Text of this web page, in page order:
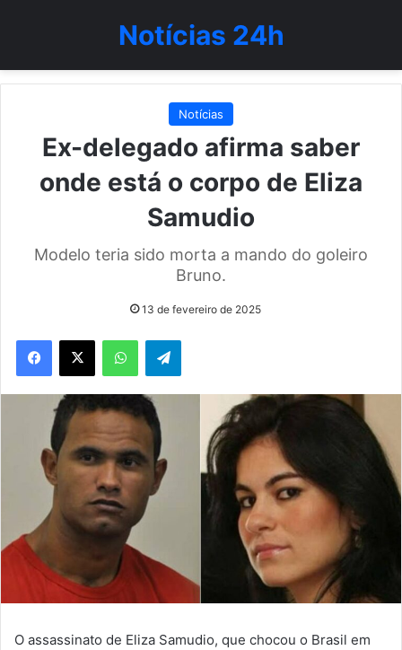
Notícias 24h
Notícias
Ex-delegado afirma saber
onde está o corpo de Eliza
Samudio
Modelo teria sido morta a mando do goleiro
Bruno.
13 de fevereiro de 2025
WhatsAppTelegram
O assassinato de Eliza Samudio, que chocou o Brasil em